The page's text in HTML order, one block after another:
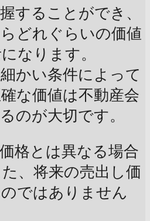
することができ、
どれぐらいの価値
なります。
かい条件によって
な価値は不動産会
のが大切です。
格とは異なる場合
、将来の売出し価
ではありません